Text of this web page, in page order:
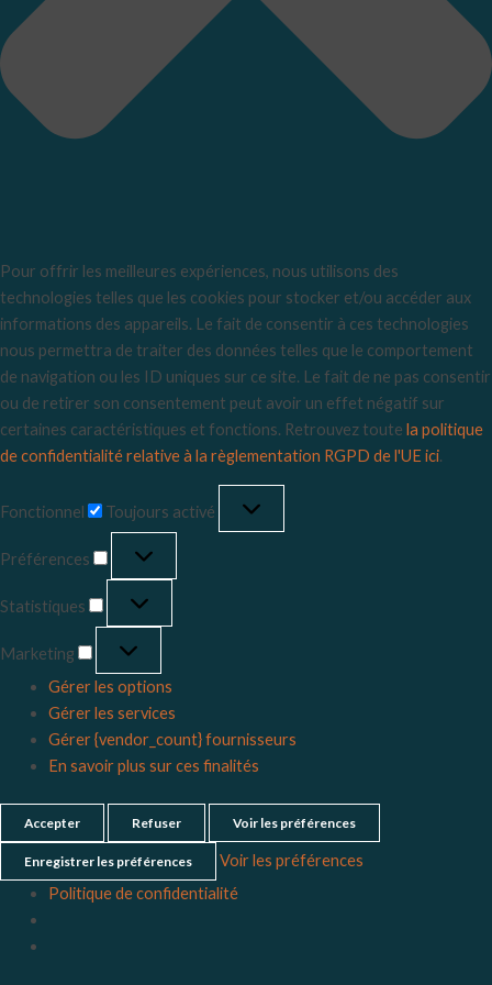
Pour offrir les meilleures expériences, nous utilisons des
technologies telles que les cookies pour stocker et/ou accéder aux
informations des appareils. Le fait de consentir à ces technologies
nous permettra de traiter des données telles que le comportement
de navigation ou les ID uniques sur ce site. Le fait de ne pas consentir
ou de retirer son consentement peut avoir un effet négatif sur
certaines caractéristiques et fonctions. Retrouvez toute la politique
de confidentialité relative à la règlementation RGPD de l'UE ici.
Fonctionnel Toujours activé
Préférences
Statistiques
Marketing
Gérer les options
Gérer les services
Gérer {vendor_count} fournisseurs
En savoir plus sur ces finalités
Accepter Refuser Voir les préférences
Enregistrer les préférences
Voir les préférences
Politique de confidentialité